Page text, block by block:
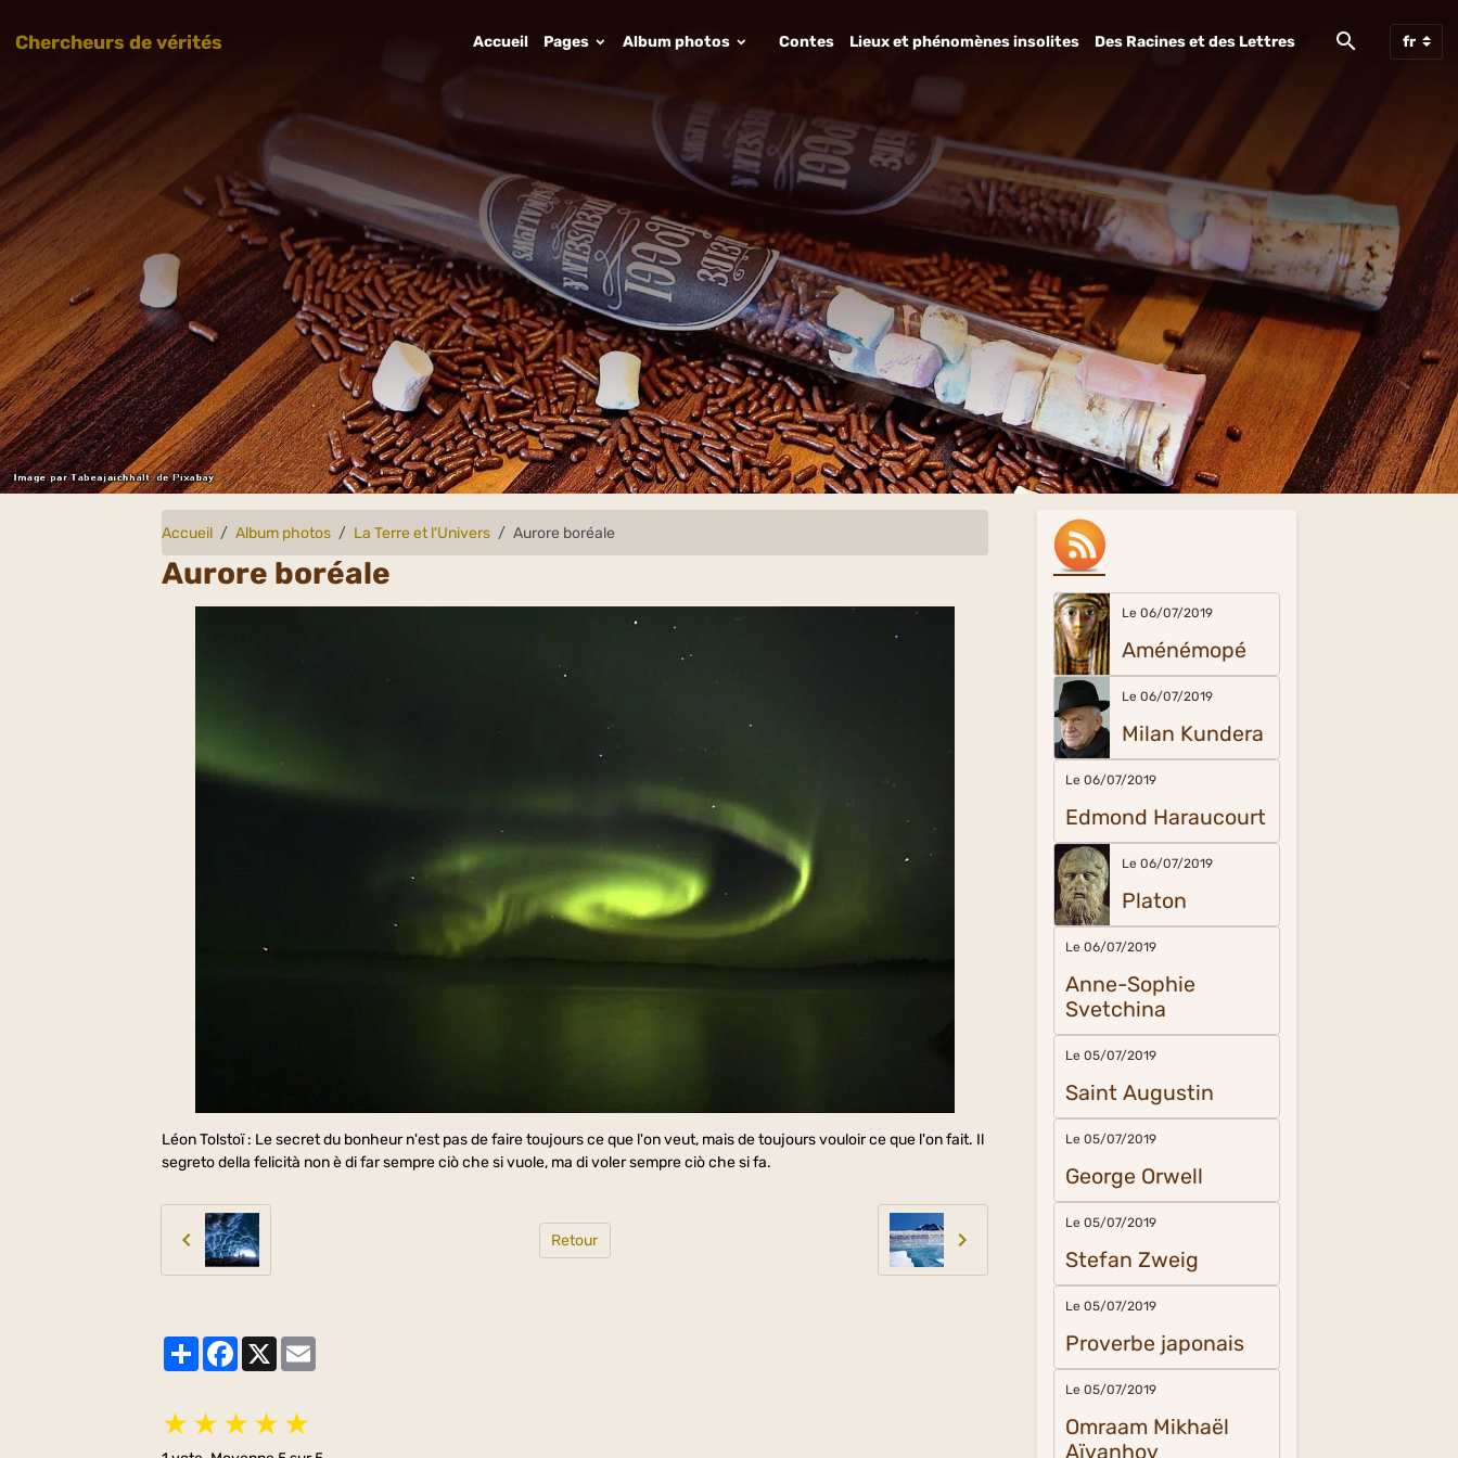
Chercheurs de vérités Accueil Pages Album photos Contes Lieux et phénomènes insolites Des Racines et des Lettres
Accueil Album photos La Terre et l'Univers Aurore boréale
Aurore boréale
Léon Tolstoï : Le secret du bonheur n'est pas de faire toujours ce que l'on veut, mais de toujours vouloir ce que l'on fait. Il
segreto della felicità non è di far sempre ciò che si vuole, ma di voler sempre ciò che si fa.
Retour
PartagerFacebook
X
★ ★ ★ ★ ★
Le 06/07/2019
Aménémopé
Le 06/07/2019
Milan Kundera
Le 06/07/2019
Edmond Haraucourt
Le 06/07/2019
Platon
Le 06/07/2019
Anne-Sophie
Svetchina
Le 05/07/2019
Saint Augustin
Le 05/07/2019
George Orwell
Le 05/07/2019
Stefan Zweig
Le 05/07/2019
Proverbe japonais
Le 05/07/2019
Omraam Mikhaël
Aïvanhov